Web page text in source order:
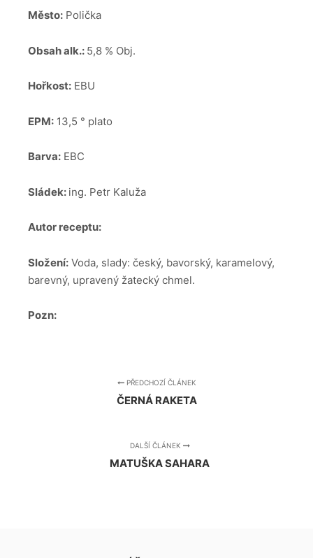
Město: Polička
Obsah alk.: 5,8 % Obj.
Hořkost: EBU
EPM: 13,5 ° plato
Barva: EBC
Sládek: ing. Petr Kaluža
Autor receptu:
Složení: Voda, slady: český, bavorský, karamelový,
barevný, upravený žatecký chmel.
Pozn:
PŘEDCHOZÍ ČLÁNEK
ČERNÁ RAKETA
DALŠÍ ČLÁNEK
MATUŠKA SAHARA